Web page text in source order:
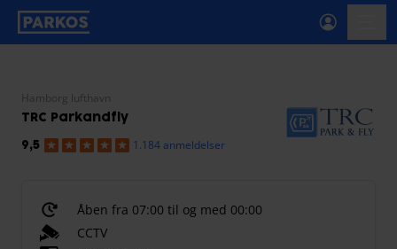
etiket-for-primær-navigation
Hamborg lufthavn
TRC Parkandfly
9,5 1.184 anmeldelser
Åben fra 07:00 til og med 00:00
CCTV